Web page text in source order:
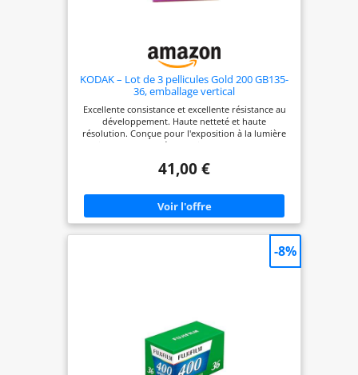
KODAK – Lot de 3 pellicules Gold 200 GB135-
36, emballage vertical
Excellente consistance et excellente résistance au
développement. Haute netteté et haute
résolution. Conçue pour l'exposition à la lumière
du jour et au flash électronique. 35 mm ISO 200.
41,00 €
-8%